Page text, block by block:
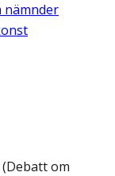
nämnder
om